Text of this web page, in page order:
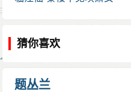
是，但若无人欣赏，再美
美丽的，也是易逝的。等到
猜你喜欢
题丛兰